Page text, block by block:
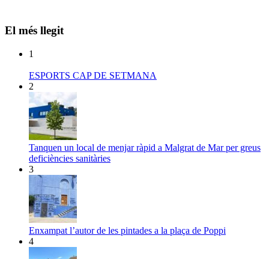
El més llegit
1
ESPORTS CAP DE SETMANA
2
Tanquen un local de menjar ràpid a Malgrat de Mar per greus
deficiències sanitàries
3
Enxampat l’autor de les pintades a la plaça de Poppi
4